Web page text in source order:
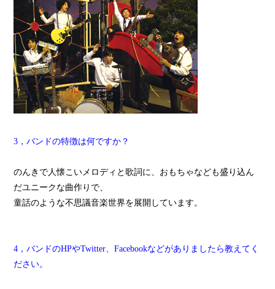
3，バンドの特徴は何ですか？
のんきで人懐こいメロディと歌詞に、おもちゃなども盛り込ん
だユニークな曲作りで、
童話のような不思議音楽世界を展開しています。
4，バンドのHPやTwitter、Facebookなどがありましたら教えてく
ださい。